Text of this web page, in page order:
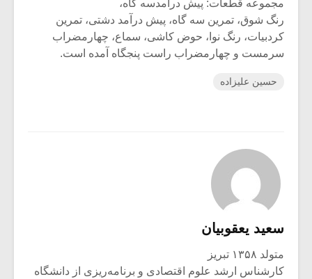
مجموعه قطعات: پیش درآمدسه گاه،
رنگ شوق، تمرین سه گاه، پیش درآمد دشتی، تمرین
کردبیات، رنگ نوا، حوض کاشی، سماع، چهارمضراب
سرمست و چهارمضراب راست پنجگاه آمده است.
حسین علیزاده
سعید یعقوبیان
متولد ۱۳۵۸ تبریز
کارشناس ارشد علوم اقتصادی و برنامه‌ریزی از دانشگاه